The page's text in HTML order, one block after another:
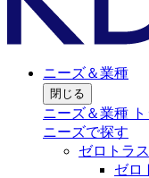
ニーズ＆業種
閉じる
ニーズ＆業種
ニーズで探す
ゼロトラ
ゼロ